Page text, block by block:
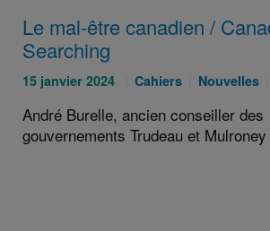
Le mal-être canadien /
Searching
Publié
:
15 janvier 2024
Catégories
Cahiers
Catégories
Nouvelles
André Burelle, ancien conseiller des
gouvernements Trudeau et Mulroney